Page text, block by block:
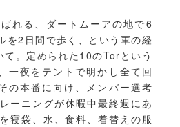
れる、ダートムーアの地で6
を2日間で歩く、という軍の経
て。定められた10のTorという
一夜をテントで明かし全て回
の本番に向け、メンバー選考
ーニングが休暇中最終週にあ
寝袋、水、食料、着替えの服